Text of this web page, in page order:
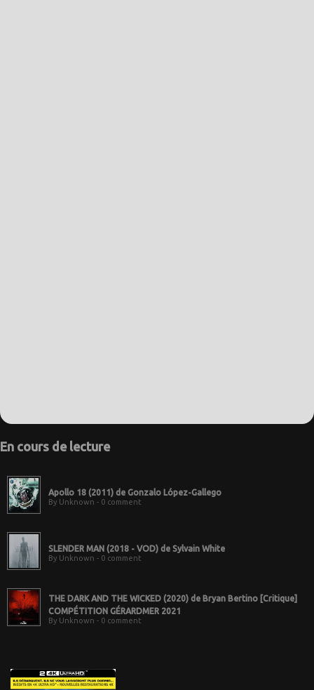
En cours de lecture
Apollo 18 (2011) de Gonzalo López-Gallego
By Unknown - 0 comment
SLENDER MAN (2018 - VOD) de Sylvain White
By Unknown - 0 comment
THE DARK AND THE WICKED (2020) de Bryan Bertino [Critique]
COMPÉTITION GÉRARDMER 2021
By Unknown - 0 comment